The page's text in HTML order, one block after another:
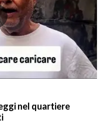
nel quartiere